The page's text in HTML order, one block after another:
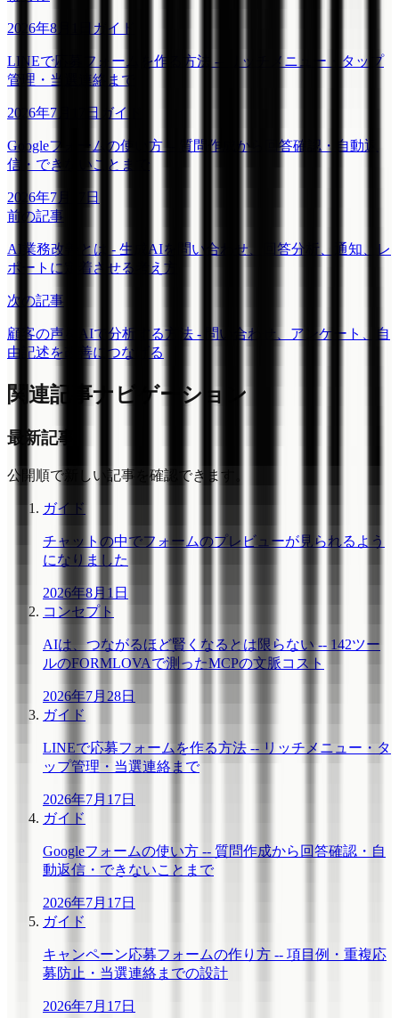
2026年8月1日 ガイド
LINEで応募フォームを作る方法 -- リッチメニュー・タップ
管理・当選連絡まで
2026年7月17日 ガイド
Googleフォームの使い方 -- 質問作成から回答確認・自動返
信・できないことまで
2026年7月17日
前の記事
AI業務改善とは - 生成AIを問い合わせ、回答分析、通知、レ
ポートに定着させる考え方
次の記事
顧客の声をAIで分析する方法 - 問い合わせ、アンケート、自
由記述を改善につなげる
関連記事ナビゲーション
最新記事
公開順で新しい記事を確認できます。
ガイド
チャットの中でフォームのプレビューが見られるよう
になりました
2026年8月1日
コンセプト
AIは、つながるほど賢くなるとは限らない -- 142ツー
ルのFORMLOVAで測ったMCPの文脈コスト
2026年7月28日
ガイド
LINEで応募フォームを作る方法 -- リッチメニュー・タ
ップ管理・当選連絡まで
2026年7月17日
ガイド
Googleフォームの使い方 -- 質問作成から回答確認・自
動返信・できないことまで
2026年7月17日
ガイド
キャンペーン応募フォームの作り方 -- 項目例・重複応
募防止・当選連絡までの設計
2026年7月17日